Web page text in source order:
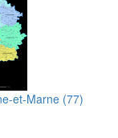
et-Marne (77)